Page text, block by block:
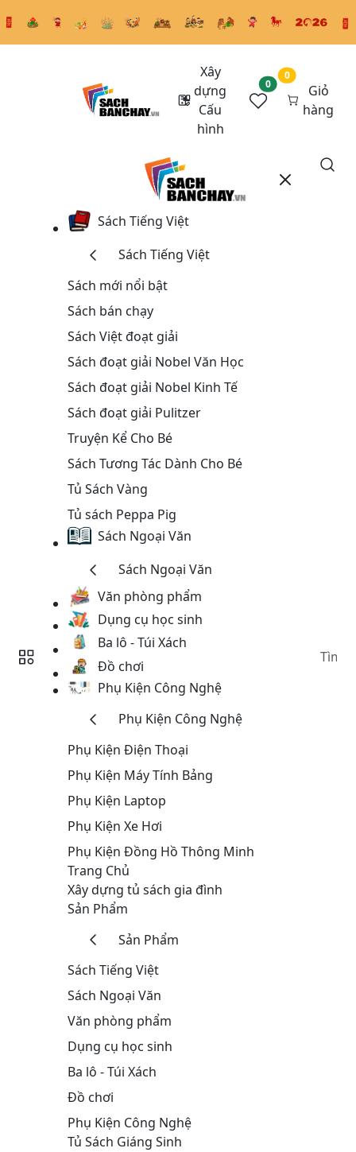
Sách Tiếng Việt
Sách Tiếng Việt
Sách mới nổi bật
Sách bán chạy
Sách Việt đoạt giải
Sách đoạt giải Nobel Văn Học
Sách đoạt giải Nobel Kinh Tế
Sách đoạt giải Pulitzer
Truyện Kể Cho Bé
Sách Tương Tác Dành Cho Bé
Tủ Sách Vàng
Tủ sách Peppa Pig
Sách Ngoại Văn
Sách Ngoại Văn
Văn phòng phẩm
Dụng cụ học sinh
Ba lô - Túi Xách
Đồ chơi
Phụ Kiện Công Nghệ
Phụ Kiện Công Nghệ
Phụ Kiện Điện Thoại
Phụ Kiện Máy Tính Bảng
Phụ Kiện Laptop
Phụ Kiện Xe Hơi
Phụ Kiện Đồng Hồ Thông Minh
Trang Chủ
Xây dựng tủ sách gia đình
Sản Phẩm
Sản Phẩm
Sách Tiếng Việt
Sách Ngoại Văn
Văn phòng phẩm
Dụng cụ học sinh
Ba lô - Túi Xách
Đồ chơi
Phụ Kiện Công Nghệ
Tủ Sách Giáng Sinh
Xây
dựng
Cấu
hình
0
Giỏ
hàng
0